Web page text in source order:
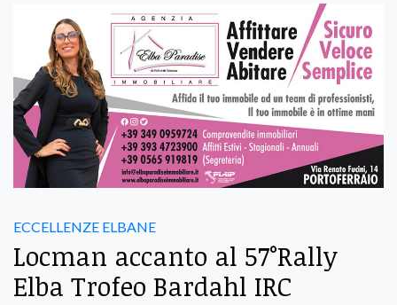
ECCELLENZE ELBANE
Locman accanto al 57°Rally
Elba Trofeo Bardahl IRC